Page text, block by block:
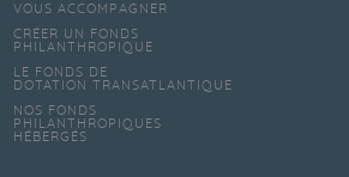
VOUS ACCOMPAGNER
CRÉER UN FONDS
PHILANTHROPIQUE
LE FONDS DE
DOTATION TRANSATLANTIQUE
NOS FONDS
PHILANTHROPIQUES
HÉBERGÉS